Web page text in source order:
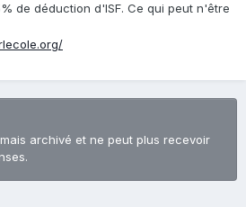
de déduction d'ISF. Ce qui peut n'être
archivé et ne peut plus recevoir